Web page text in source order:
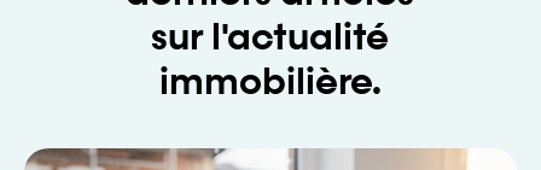
sur l'actualité
immobilière.